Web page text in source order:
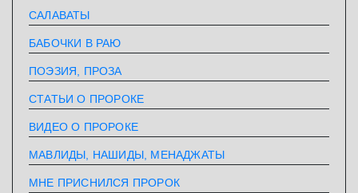
САЛАВАТЫ
БАБОЧКИ В РАЮ
ПОЭЗИЯ, ПРОЗА
СТАТЬИ О ПРОРОКЕ
ВИДЕО О ПРОРОКЕ
МАВЛИДЫ, НАШИДЫ, МЕНАДЖАТЫ
МНЕ ПРИСНИЛСЯ ПРОРОК